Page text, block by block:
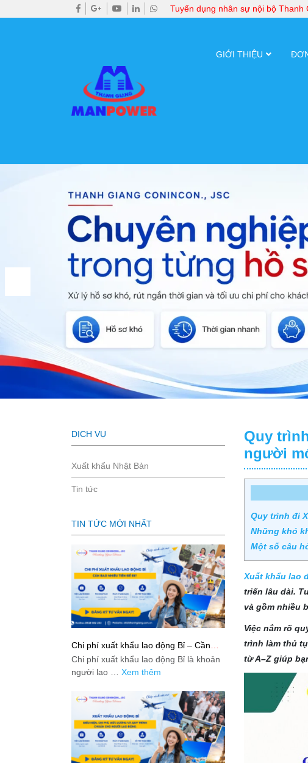
Tuyển dụng nhân sự nội bộ Thanh
GIỚI THIỆU
Quy
người
Quy trình đi
Những khó
Một số câu
Xuất khẩu lao
triển lâu dài.
và gồm nhiều
Việc nắm rõ
trình làm thủ
từ A–Z giúp
DỊCH VỤ
Xuất khẩu Nhật Bản
Tin tức
TIN TỨC MỚI NHẤT
Chi phí xuất khẩu lao động Bỉ – Cần
bao nhiêu tiền để đi?
Chi phí xuất khẩu lao động Bỉ là khoản
người lao … Xem thêm